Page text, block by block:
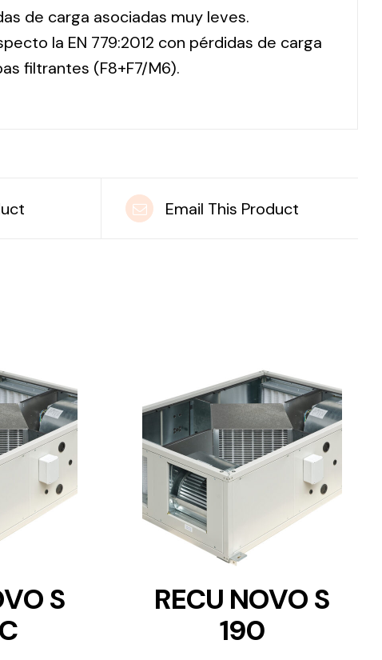
de carga asociadas muy leves.
la EN 779:2012 con pérdidas de carga
filtrantes (F8+F7/M6).
Email This Product
S
DETAILS
RECU NOVO S
190